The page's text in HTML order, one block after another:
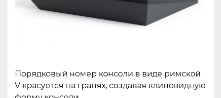
Порядковый номер консоли в виде римской
V красуется на гранях, создавая клиновидную